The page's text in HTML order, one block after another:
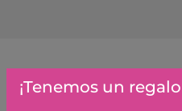
Artículos similares o
¡Tenemos un